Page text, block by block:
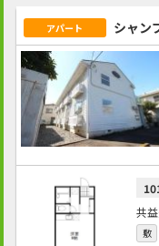
アパート シャン
敷